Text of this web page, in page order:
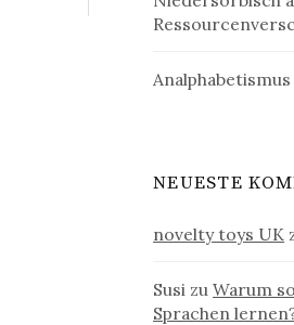
NEUESTE
novelty toys UK
Susi zuWarum
Sprachen